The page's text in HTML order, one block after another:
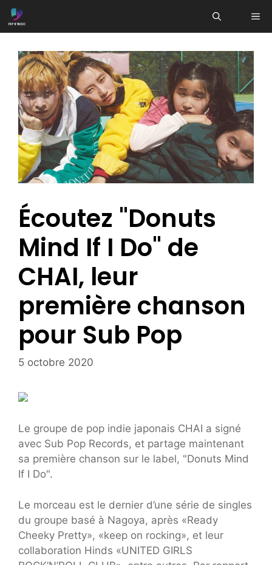
Aller
au
Écoutez "Donuts
Mind If I Do" de
CHAI, leur
première chanson
pour Sub Pop
5 octobre 2020
Le groupe de pop indie japonais CHAI a signé
avec Sub Pop Records, et partage maintenant
sa première chanson sur le label, "Donuts Mind
If I Do".
Le morceau est le dernier d’une série de singles
du groupe basé à Nagoya, après «Ready
Cheeky Pretty», «keep on rocking», et leur
collaboration Hinds «UNITED GIRLS